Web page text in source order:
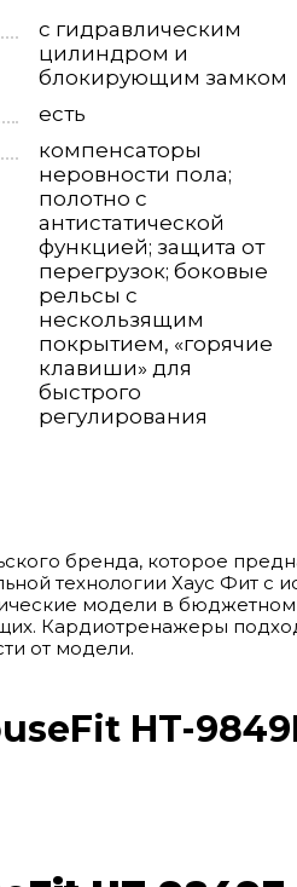
с гидравлическим
цилиндром и
блокирующим замком
есть
компенсаторы
неровности пола;
полотно с
антистатической
функцией; защита от
перегрузок; боковые
рельсы с
нескользящим
покрытием, «горячие
клавиши» для
быстрого
регулирования
бренда, которое
технологии Хаус Фит
модели в
Кардиотренажеры
от модели.
HT-